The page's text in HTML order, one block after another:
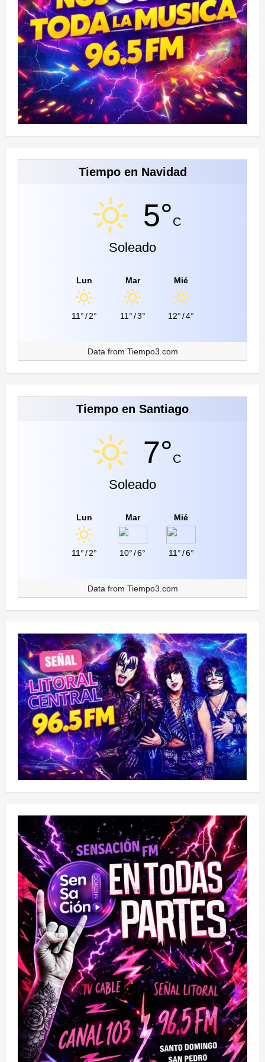
Tiempo en Navidad
5°C
Soleado
Lun
11°/ 2°
Mar
11°/3°
Mié
12°/4°
Data from Tiempo3.com
Tiempo en Santiago
7°C
Soleado
Lun
11°/ 2°
Mar
10°/6°
Mié
11°/6°
Data from Tiempo3.com